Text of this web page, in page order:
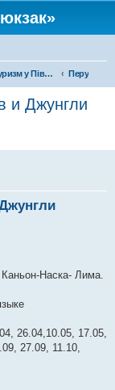
Туризм у Південній Америці Перу
и Джунгли
Наска- Лима.
26.04,10.05, 17.05,
27.09, 11.10,